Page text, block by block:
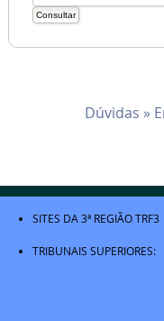
Dúvidas »
SITES DA 3ª REGIÃOTRF3
TRIBUNAIS SUPERIORES: